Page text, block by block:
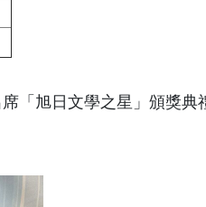
「旭日文學之星」頒獎典